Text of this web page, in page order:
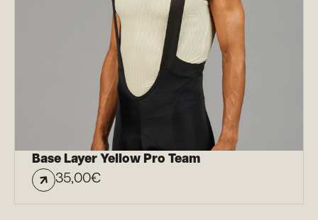
Base Layer Yellow Pro Team
35,00€